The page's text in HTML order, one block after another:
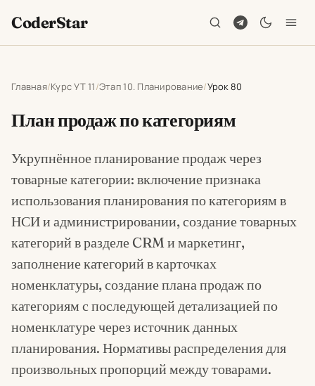
CoderStar
Главная Курс УТ 11 Этап 10. Планирование Урок 80
План продаж по категориям
Укрупнённое планирование продаж через
товарные категории: включение признака
использования планирования по категориям в
НСИ и администрировании, создание товарных
категорий в разделе CRM и маркетинг,
заполнение категорий в карточках
номенклатуры, создание плана продаж по
категориям с последующей детализацией по
номенклатуре через источник данных
планирования. Нормативы распределения для
произвольных пропорций между товарами.